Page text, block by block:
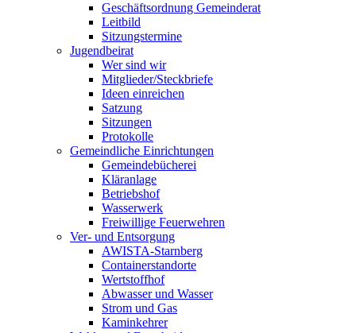
Geschäftsordnung Gemeinderat
Leitbild
Sitzungstermine
Jugendbeirat
Wer sind wir
Mitglieder/Steckbriefe
Ideen einreichen
Satzung
Sitzungen
Protokolle
Gemeindliche Einrichtungen
Gemeindebücherei
Kläranlage
Betriebshof
Wasserwerk
Freiwillige Feuerwehren
Ver- und Entsorgung
AWISTA-Starnberg
Containerstandorte
Wertstoffhof
Abwasser und Wasser
Strom und Gas
Kaminkehrer